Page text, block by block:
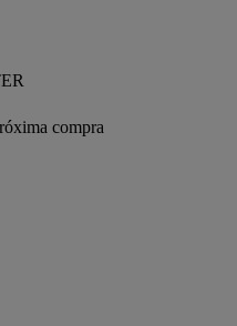
compra